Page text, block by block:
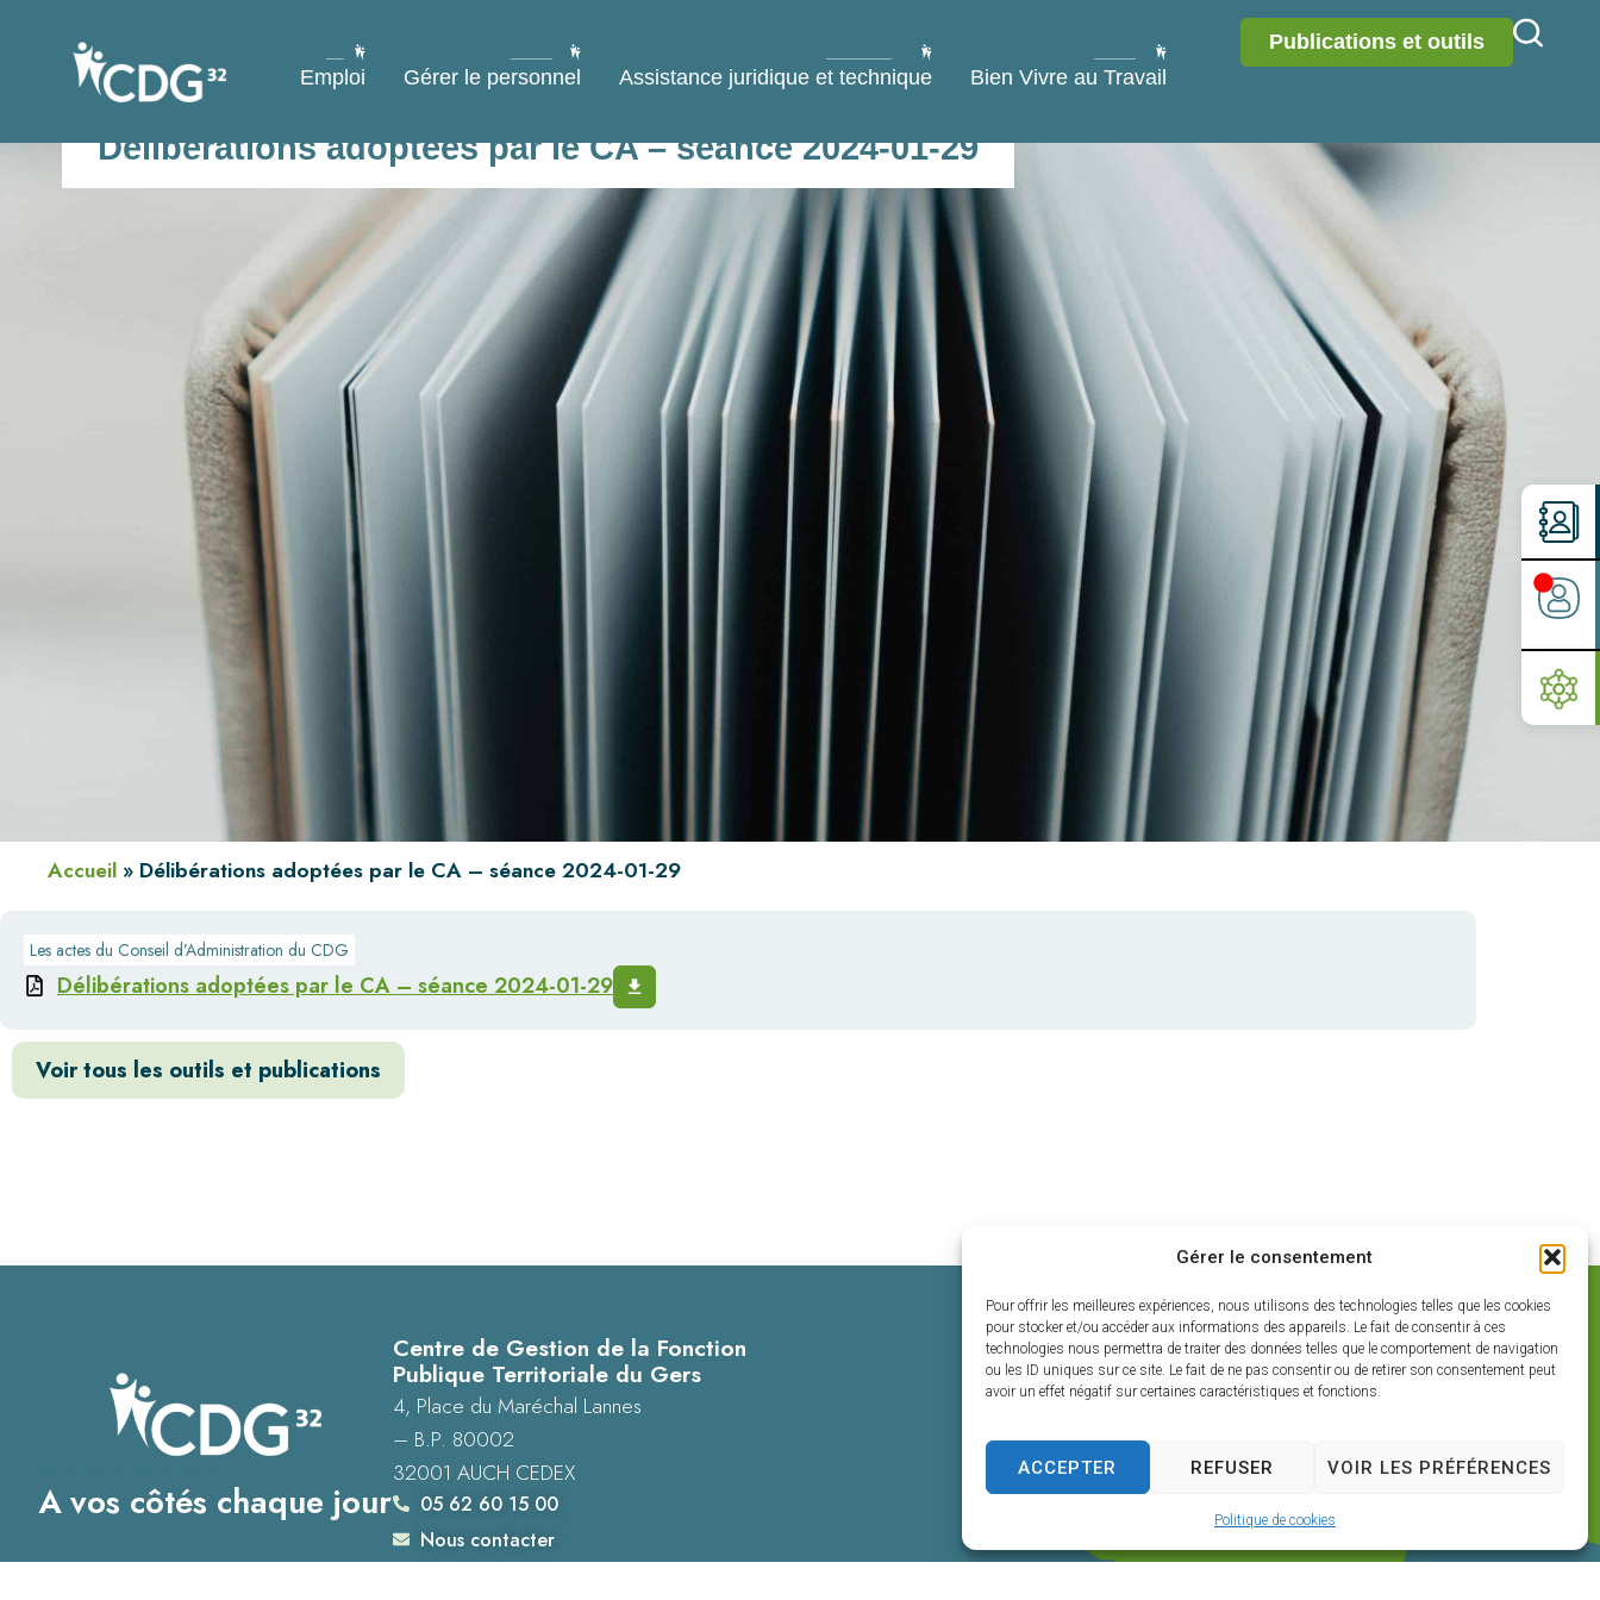
Gérer le consentement
Pour offrir les meilleures expériences, nous utilisons des technologies telles que les cookies
pour stocker et/ou accéder aux informations des appareils. Le fait de consentir à ces
technologies nous permettra de traiter des données telles que le comportement de navigation
ou les ID uniques sur ce site. Le fait de ne pas consentir ou de retirer son consentement peut
avoir un effet négatif sur certaines caractéristiques et fonctions.
ACCEPTER REFUSER VOIR LES PRÉFÉRENCES
Politique de cookies
Emploi Gérer le personnel Assistance juridique et technique Bien Vivre au Travail
Publications et outils
Délibérations adoptées par le CA – séance 2024-01-29
Accueil » Délibérations adoptées par le CA – séance 2024-01-29
Les actes du Conseil d’Administration du CDG
Délibérations adoptées par le CA – séance 2024-01-29
Voir tous les outils et publications
A vos côtés chaque jour
Centre de Gestion de la Fonction
Publique Territoriale du Gers
4, Place du Maréchal Lannes
– B.P. 80002
32001 AUCH CEDEX
05 62 60 15 00
Nous contacter